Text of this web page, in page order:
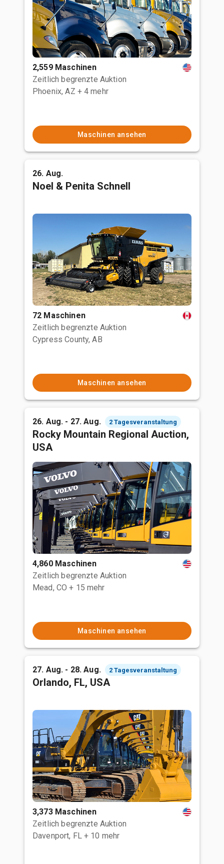
2,559 Maschinen
Zeitlich begrenzte Auktion
Phoenix, AZ + 4 mehr
Maschinen ansehen
26. Aug.
Noel & Penita Schnell
72 Maschinen
Zeitlich begrenzte Auktion
Cypress County, AB
Maschinen ansehen
26. Aug. - 27. Aug. 2 Tagesveranstaltung
Rocky Mountain Regional Auction,
USA
4,860 Maschinen
Zeitlich begrenzte Auktion
Mead, CO + 15 mehr
Maschinen ansehen
27. Aug. - 28. Aug. 2 Tagesveranstaltung
Orlando, FL, USA
3,373 Maschinen
Zeitlich begrenzte Auktion
Davenport, FL + 10 mehr